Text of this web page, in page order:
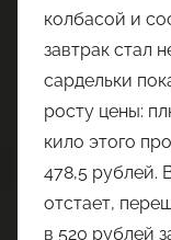
колбасой и
завтрак стал
сардельки
росту цены:
кило этого
478,5 рублей.
отстает,
в 520 рублей